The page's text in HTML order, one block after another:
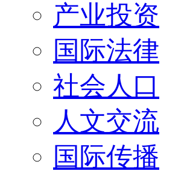
产业投资
国际法律
社会人口
人文交流
国际传播